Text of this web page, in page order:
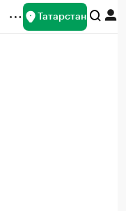
Татарстан